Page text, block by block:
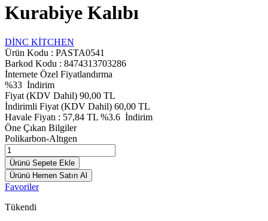
Kurabiye Kalıbı
DİNC KİTCHEN
Ürün Kodu : PASTA0541
Barkod Kodu : 8474313703286
İnternete Özel Fiyatlandırma
%33 İndirim
Fiyat (KDV Dahil) 90,00 TL
İndirimli Fiyat (KDV Dahil) 60,00 TL
Havale Fiyatı : 57,84 TL %3.6 İndirim
Öne Çıkan Bilgiler
Polikarbon-Altıgen
Ürünü Sepete Ekle
Ürünü Hemen Satın Al
Favoriler
Tükendi